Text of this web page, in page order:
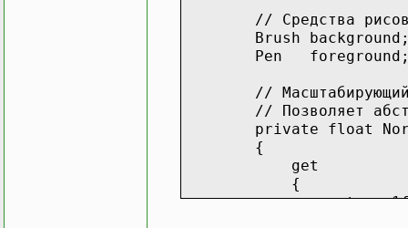
}
// Очищаем
float scale =
// Сдвиги для
float shift =
float shiftX =
float shiftY =
// Рисуем все линии,
// Средства
Brush background;
Pen foreground; //
// Масштабирующий
// Позволяет
private float
{
get
{
return 1f /